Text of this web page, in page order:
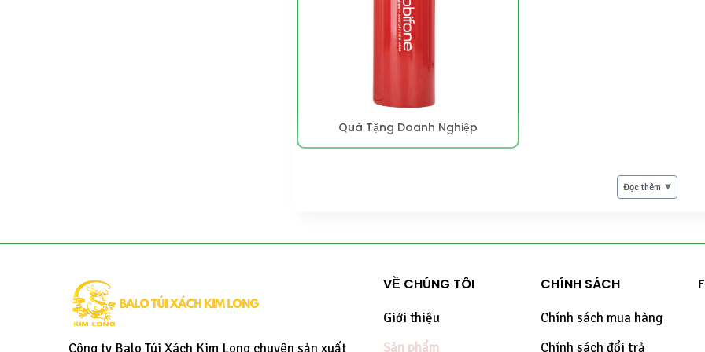
Quà Tặng Doanh Nghiệp
Đọc thêm
Công ty Balo Túi Xách Kim Long chuyên sản xuất
VỀ CHÚNG TÔI
Giới thiệu
Sản phẩm
CHÍNH SÁCH
Chính sách mua hàng
Chính sách đổi trả